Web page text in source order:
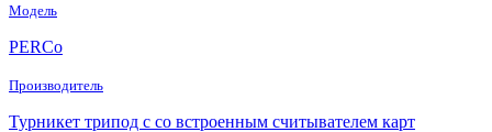
Модель
PERCo
Производитель
Турникет трипод с со встроенным считывателем карт